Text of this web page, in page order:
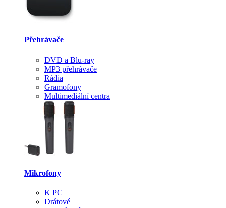
Přehrávače
DVD a Blu-ray
MP3 přehrávače
Rádia
Gramofony
Multimediální centra
Mikrofony
K PC
Drátové